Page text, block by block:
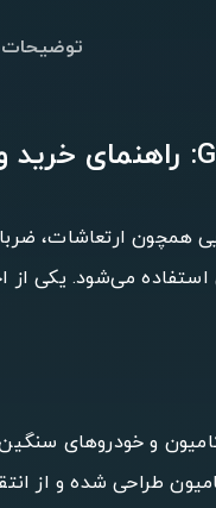
توضیحات
همچون ارتعاشات،
می‌شود. یکی از
و خودروهای سنگین
طراحی شده و از